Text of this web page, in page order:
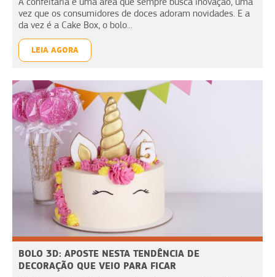
vez que os consumidores de doces adoram novidades. E a
da vez é a Cake Box, o bolo...
LEIA AGORA
BOLO 3D: APOSTE NESTA TENDÊNCIA DE
DECORAÇÃO QUE VEIO PARA FICAR